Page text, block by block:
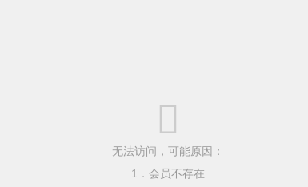

无法访问，可能原因：
1．会员不存在